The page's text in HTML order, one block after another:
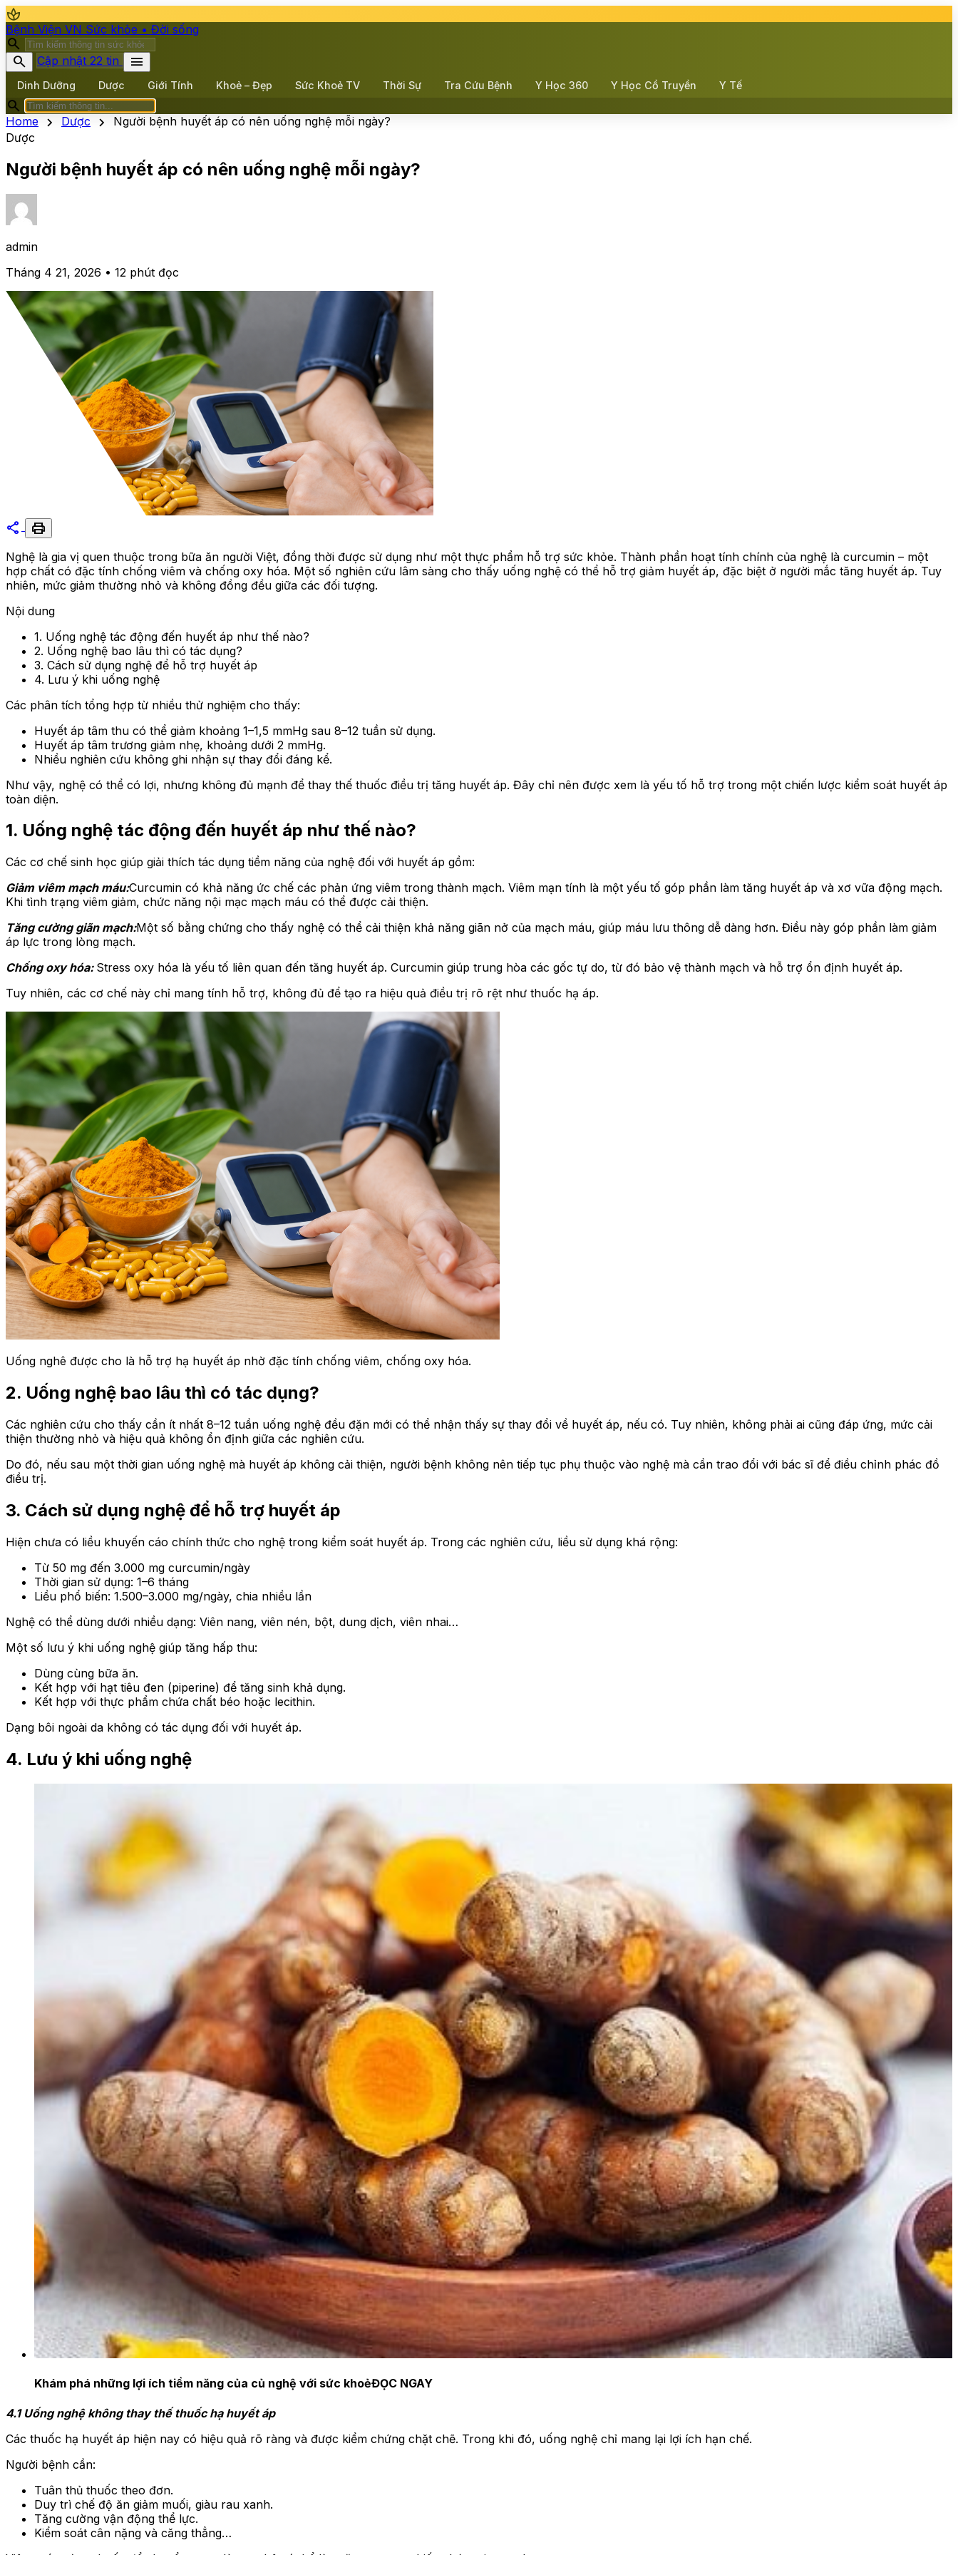
spa
Bệnh Viện VN Sức khỏe • Đời sống
search
search
Cập nhật 22 tin menu
Dinh Dưỡng Dược Giới Tính Khoẻ – Đẹp Sức Khoẻ TV Thời Sự Tra Cứu Bệnh Y Học 360 Y Học Cổ Truyền Y Tế
search
Home chevron_right Dược chevron_right
Người bệnh huyết áp có nên uống nghệ mỗi ngày?
Dược
Người bệnh huyết áp có nên uống nghệ mỗi ngày?
admin
Tháng 4 21, 2026 • 12 phút đọc
share print
Nghệ là gia vị quen thuộc trong bữa ăn người Việt, đồng thời được sử dụng như một thực phẩm hỗ trợ sức khỏe. Thành phần hoạt tính chính của nghệ là curcumin – một
hợp chất có đặc tính chống viêm và chống oxy hóa. Một số nghiên cứu lâm sàng cho thấy uống nghệ có thể hỗ trợ giảm huyết áp, đặc biệt ở người mắc tăng huyết áp. Tuy
nhiên, mức giảm thường nhỏ và không đồng đều giữa các đối tượng.
Nội dung
1. Uống nghệ tác động đến huyết áp như thế nào?
2. Uống nghệ bao lâu thì có tác dụng?
3. Cách sử dụng nghệ để hỗ trợ huyết áp
4. Lưu ý khi uống nghệ
Các phân tích tổng hợp từ nhiều thử nghiệm cho thấy:
Huyết áp tâm thu có thể giảm khoảng 1–1,5 mmHg sau 8–12 tuần sử dụng.
Huyết áp tâm trương giảm nhẹ, khoảng dưới 2 mmHg.
Nhiều nghiên cứu không ghi nhận sự thay đổi đáng kể.
Như vậy, nghệ có thể có lợi, nhưng không đủ mạnh để thay thế thuốc điều trị tăng huyết áp. Đây chỉ nên được xem là yếu tố hỗ trợ trong một chiến lược kiểm soát huyết áp
toàn diện.
1. Uống nghệ tác động đến huyết áp như thế nào?
Các cơ chế sinh học giúp giải thích tác dụng tiềm năng của nghệ đối với huyết áp gồm:
Giảm viêm mạch máu:Curcumin có khả năng ức chế các phản ứng viêm trong thành mạch. Viêm mạn tính là một yếu tố góp phần làm tăng huyết áp và xơ vữa động mạch.
Khi tình trạng viêm giảm, chức năng nội mạc mạch máu có thể được cải thiện.
Tăng cường giãn mạch:Một số bằng chứng cho thấy nghệ có thể cải thiện khả năng giãn nở của mạch máu, giúp máu lưu thông dễ dàng hơn. Điều này góp phần làm giảm
áp lực trong lòng mạch.
Chống oxy hóa: Stress oxy hóa là yếu tố liên quan đến tăng huyết áp. Curcumin giúp trung hòa các gốc tự do, từ đó bảo vệ thành mạch và hỗ trợ ổn định huyết áp.
Tuy nhiên, các cơ chế này chỉ mang tính hỗ trợ, không đủ để tạo ra hiệu quả điều trị rõ rệt như thuốc hạ áp.
Uống nghê được cho là hỗ trợ hạ huyết áp nhờ đặc tính chống viêm, chống oxy hóa.
2. Uống nghệ bao lâu thì có tác dụng?
Các nghiên cứu cho thấy cần ít nhất 8–12 tuần uống nghệ đều đặn mới có thể nhận thấy sự thay đổi về huyết áp, nếu có. Tuy nhiên, không phải ai cũng đáp ứng, mức cải
thiện thường nhỏ và hiệu quả không ổn định giữa các nghiên cứu.
Do đó, nếu sau một thời gian uống nghệ mà huyết áp không cải thiện, người bệnh không nên tiếp tục phụ thuộc vào nghệ mà cần trao đổi với bác sĩ để điều chỉnh phác đồ
điều trị.
3. Cách sử dụng nghệ để hỗ trợ huyết áp
Hiện chưa có liều khuyến cáo chính thức cho nghệ trong kiểm soát huyết áp. Trong các nghiên cứu, liều sử dụng khá rộng:
Từ 50 mg đến 3.000 mg curcumin/ngày
Thời gian sử dụng: 1–6 tháng
Liều phổ biến: 1.500–3.000 mg/ngày, chia nhiều lần
Nghệ có thể dùng dưới nhiều dạng: Viên nang, viên nén, bột, dung dịch, viên nhai…
Một số lưu ý khi uống nghệ giúp tăng hấp thu:
Dùng cùng bữa ăn.
Kết hợp với hạt tiêu đen (piperine) để tăng sinh khả dụng.
Kết hợp với thực phẩm chứa chất béo hoặc lecithin.
Dạng bôi ngoài da không có tác dụng đối với huyết áp.
4. Lưu ý khi uống nghệ
Khám phá những lợi ích tiềm năng của củ nghệ với sức khoẻĐỌC NGAY
4.1 Uống nghệ không thay thế thuốc hạ huyết áp
Các thuốc hạ huyết áp hiện nay có hiệu quả rõ ràng và được kiểm chứng chặt chẽ. Trong khi đó, uống nghệ chỉ mang lại lợi ích hạn chế.
Người bệnh cần:
Tuân thủ thuốc theo đơn.
Duy trì chế độ ăn giảm muối, giàu rau xanh.
Tăng cường vận động thể lực.
Kiểm soát cân nặng và căng thẳng…